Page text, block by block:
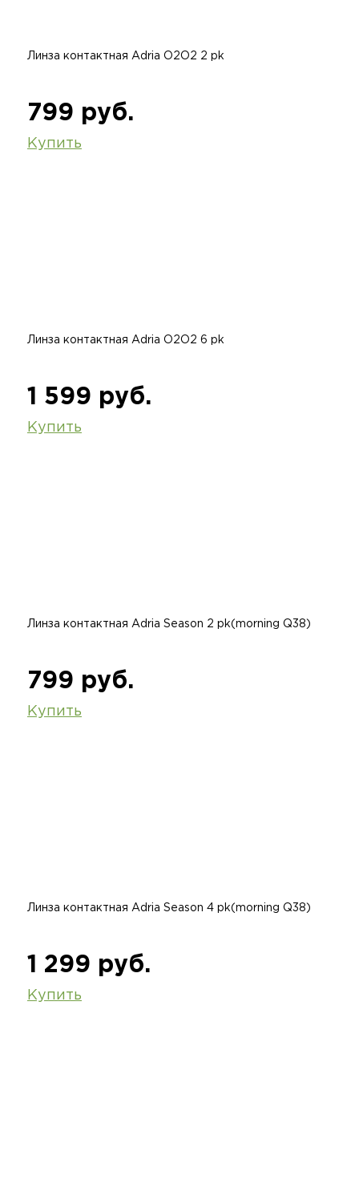
Линза контактная Adria O2O2 2 pk
799 руб.
Купить
Линза контактная Adria O2O2 6 pk
1 599 руб.
Купить
Линза контактная Adria Season 2 pk(morning Q38)
799 руб.
Купить
Линза контактная Adria Season 4 pk(morning Q38)
1 299 руб.
Купить